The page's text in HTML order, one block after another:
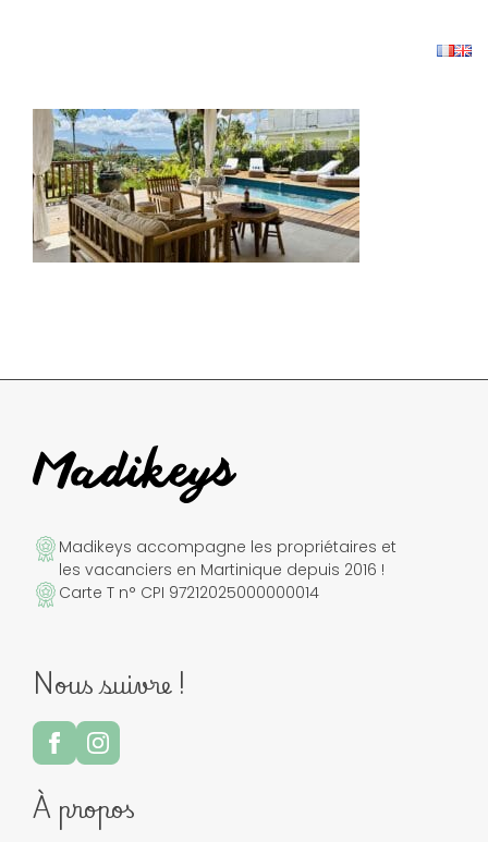
Madikeys accompagne les propriétaires et
les vacanciers en Martinique depuis 2016 !
Carte T n° CPI 97212025000000014
Nous suivre !
À propos